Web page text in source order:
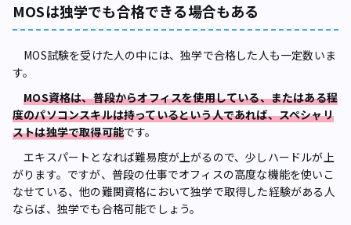
MOSは独学でも合格できる場合もある
MOS試験を受けた人の中には、独学で合格した人も一定数いま
す。
MOS資格は、普段からオフィスを使用している、またはある程
度のパソコンスキルは持っているという人であれば、スペシャリ
ストは独学で取得可能です。
エキスパートとなれば難易度が上がるので、少しハードルが上
がります。ですが、普段の仕事でオフィスの高度な機能を使いこ
なせている、他の難関資格において独学で取得した経験がある人
ならば、独学でも合格可能でしょう。